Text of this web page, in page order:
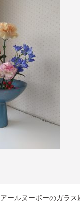
アールヌーボーのガラス